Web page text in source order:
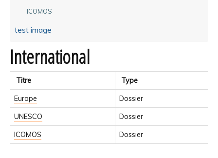
ICOMOS
test image
International
Titre Type
Europe Dossier
UNESCO Dossier
ICOMOS Dossier